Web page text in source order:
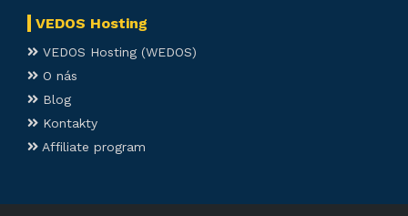
VEDOS Hosting
VEDOS Hosting (WEDOS)
O nás
Blog
Kontakty
Affiliate program